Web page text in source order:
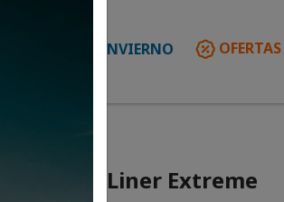
INVIERNO OFERTAS
Thermo Liner Extreme